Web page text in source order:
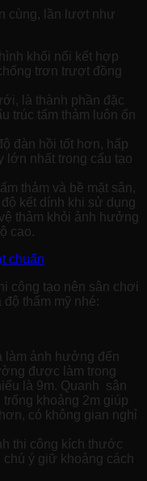
cùng, lần lượt như
khối nổi kết hợp
trơn trượt đồng
là thành phần đặc
trúc tấm thảm luôn ổn
đàn hồi tốt hơn, hấp
lớn nhất trong cấu tạo
thảm và bề mặt sân,
kết dính khi sử dụng
thảm khỏi ảnh hưởng
cao.
chuẩn
công tạo nên sân chơi
thẩm mỹ nhé:
làm ảnh hưởng đến
được làm trong
là 9m. Quanh sân
khoảng 2m giúp
có không gian nghỉ
thi công kích thước
ý giữ khoảng cách